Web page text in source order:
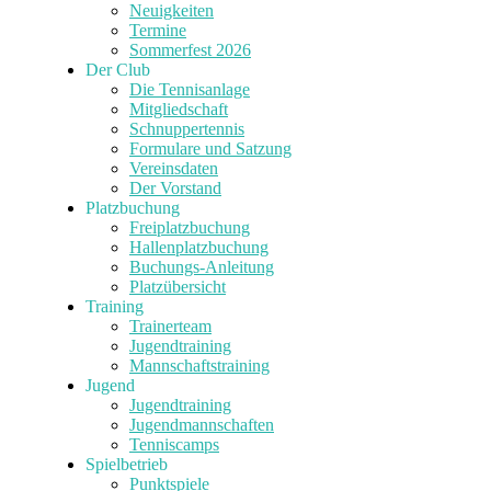
Neuigkeiten
Termine
Sommerfest 2026
Der Club
Die Tennisanlage
Mitgliedschaft
Schnuppertennis
Formulare und Satzung
Vereinsdaten
Der Vorstand
Platzbuchung
Freiplatzbuchung
Hallenplatzbuchung
Buchungs-Anleitung
Platzübersicht
Training
Trainerteam
Jugendtraining
Mannschaftstraining
Jugend
Jugendtraining
Jugendmannschaften
Tenniscamps
Spielbetrieb
Punktspiele